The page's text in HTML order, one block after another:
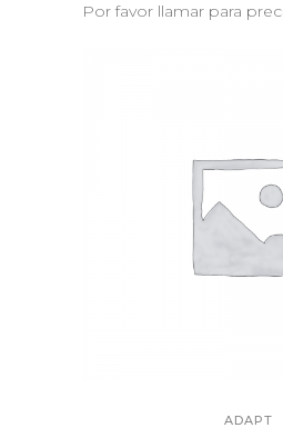
Por favor llamar para
ADAPT